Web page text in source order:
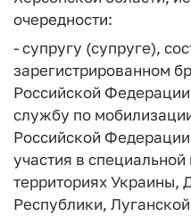
очередности:
- супругу (супруге),
зарегистрированном
Российской
службу по
Российской
участия в
территориях Украины,
Республики,